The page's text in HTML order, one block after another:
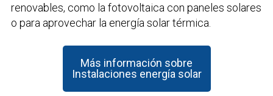
renovables, como la fotovoltaica con paneles solares
o para aprovechar la energía solar térmica.
Más información sobre
Instalaciones energía solar